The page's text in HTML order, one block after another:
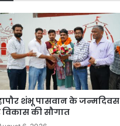
शंभू पासवान के जन्मदिवस
विकास की सौगात